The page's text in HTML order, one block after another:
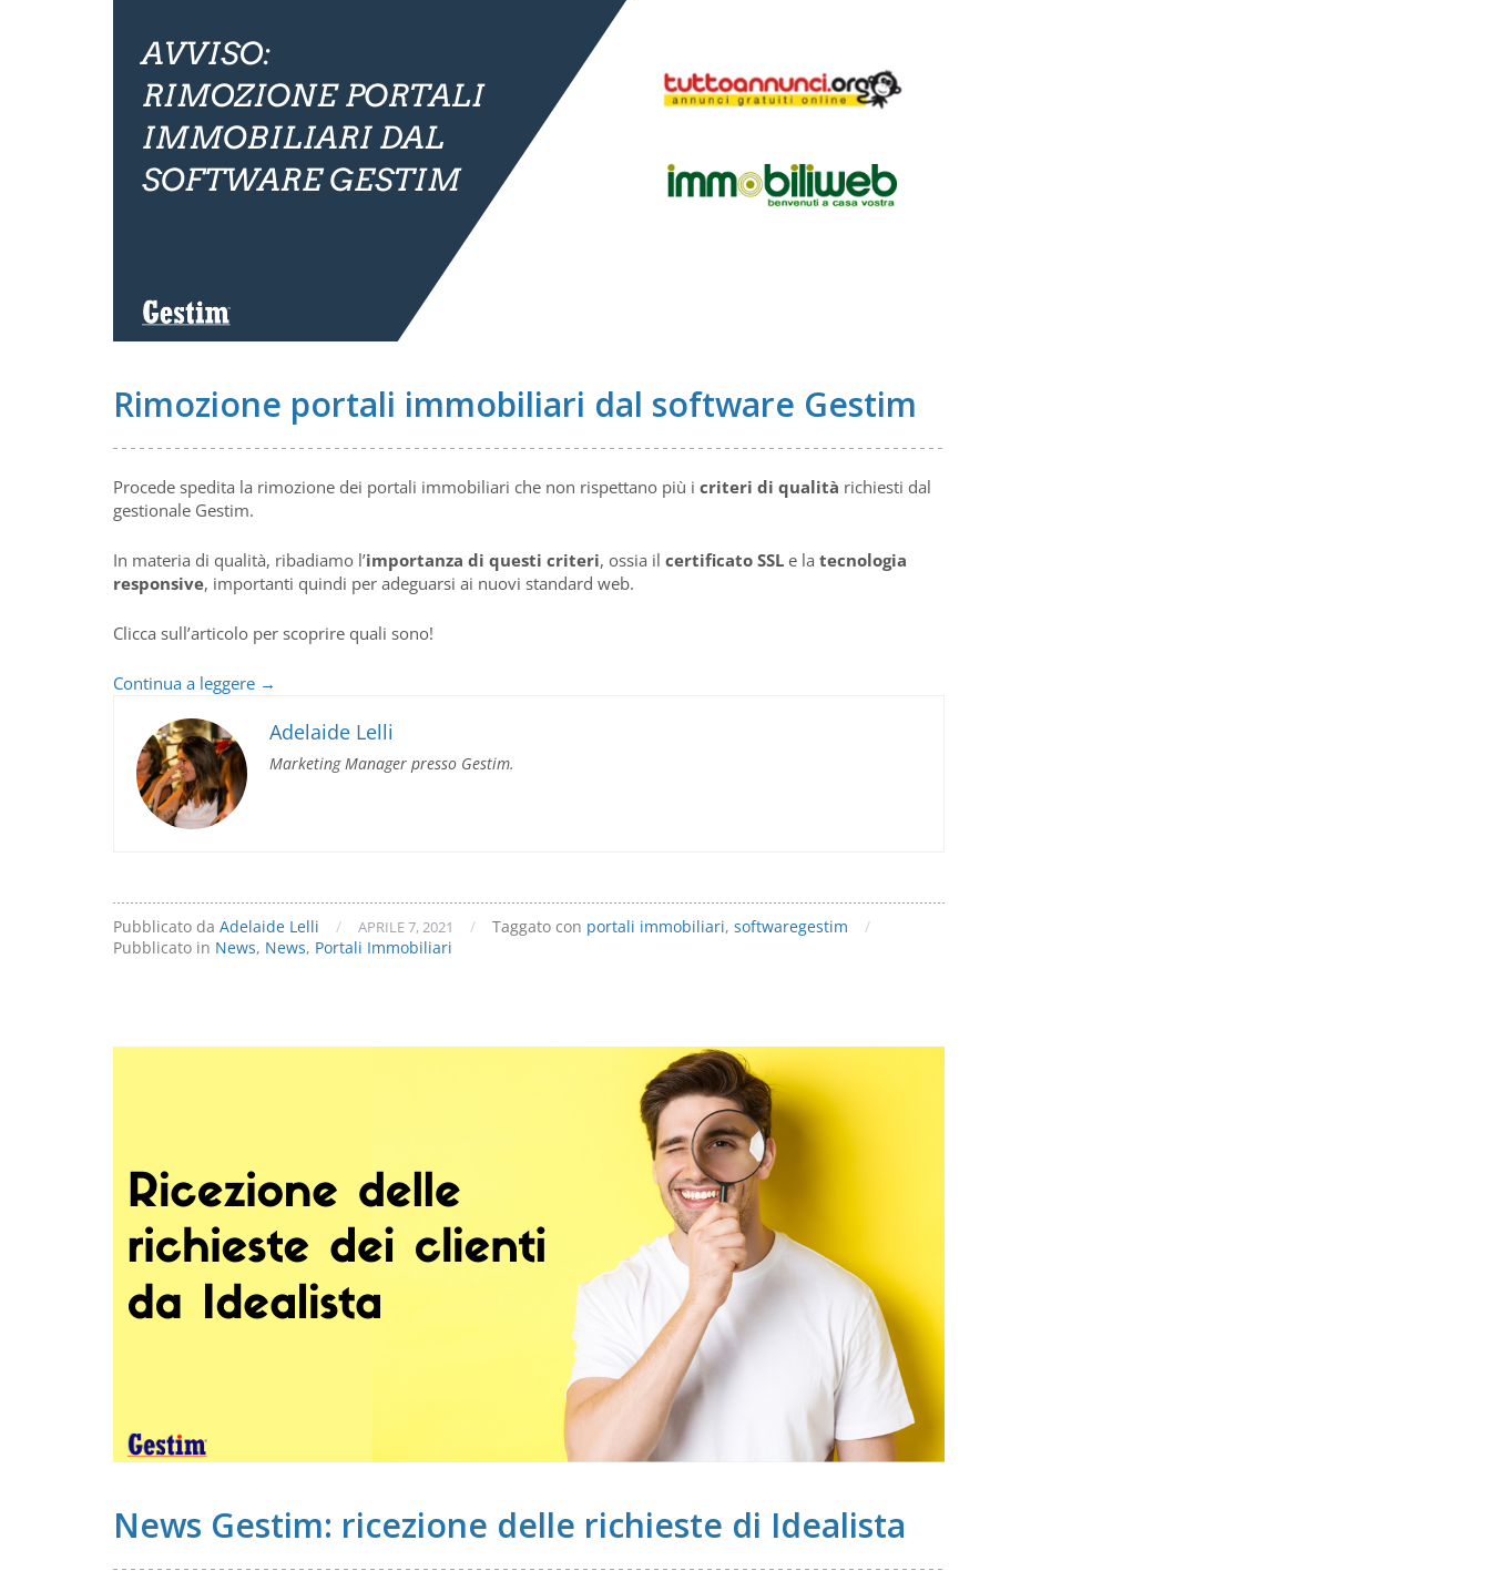
Rimozione portali immobiliari dal software Gestim
Procede spedita la rimozione dei portali immobiliari che non rispettano più i criteri di qualità richiesti dal
gestionale Gestim.
In materia di qualità, ribadiamo l’importanza di questi criteri, ossia il certificato SSL e la tecnologia
responsive, importanti quindi per adeguarsi ai nuovi standard web.
Clicca sull’articolo per scoprire quali sono!
Continua a leggere Rimozione
immobiliari
software
→
Adelaide Lelli
Marketing Manager presso Gestim.
Pubblicato da Adelaide Lelli / APRILE 7, 2021 / Taggato con portali immobiliari, softwaregestim
/
Pubblicato in News, News, Portali Immobiliari
News Gestim: ricezione delle richieste di Idealista